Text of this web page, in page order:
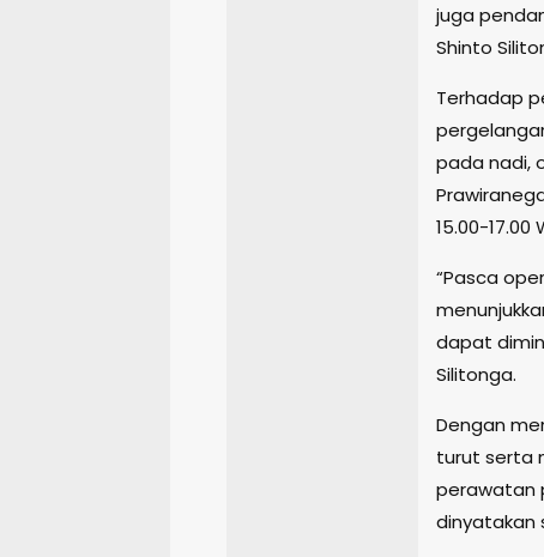
juga
Shinto
Terhadap
pada nadi,
15.00-17.00
“Pasca
dapat
Silitonga.
Dengan
turut serta
perawatan
dinyatakan